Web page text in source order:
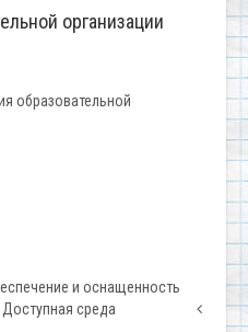
организации
образовательной
и оснащенность
среда